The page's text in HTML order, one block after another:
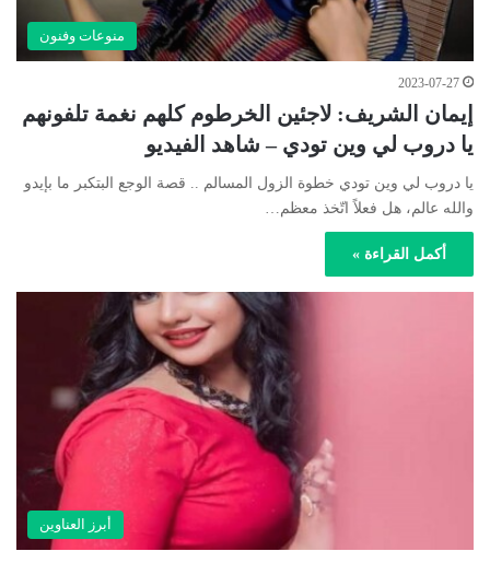
منوعات وفنون
2023-07-27
إيمان الشريف: لاجئين الخرطوم كلهم نغمة تلفونهم
يا دروب لي وين تودي – شاهد الفيديو
يا دروب لي وين تودي خطوة الزول المسالم .. قصة الوجع البتكبر ما بإيدو
والله عالم، هل فعلاً اتّخذ معظم…
أكمل القراءة »
أبرز العناوين